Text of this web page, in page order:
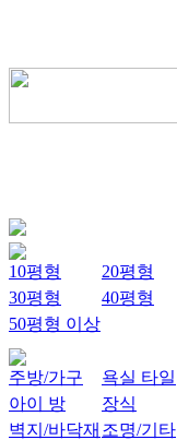
10평형
20평형
30평형
40평형
50평형 이상
주방/가구
욕실 타일
아이 방
장식
벽지/바닥재 조명/기타